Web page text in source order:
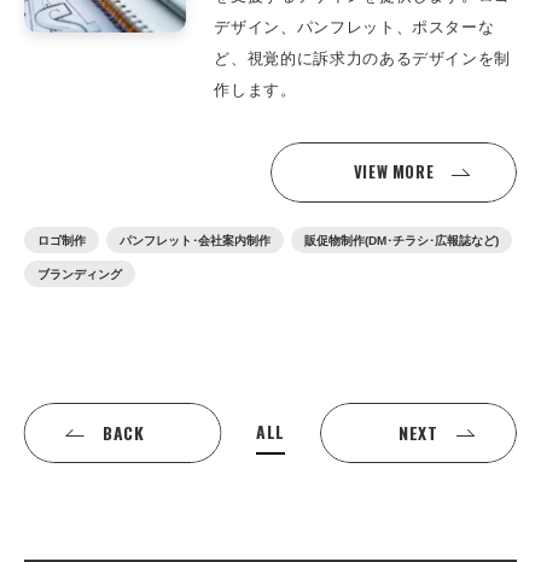
デザイン、パンフレット、ポスターな
ど、視覚的に訴求力のあるデザインを制
作します。
VIEW MORE
ロゴ制作 パンフレット･会社案内制作 販促物制作(DM･チラシ･広報誌など)
ブランディング
BACK ALL NEXT